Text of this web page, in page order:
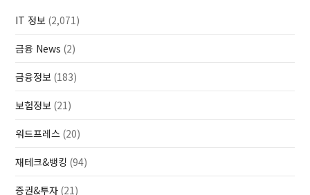
IT 정보 (2,071)
금융 News (2)
금융정보 (183)
보험정보 (21)
워드프레스 (20)
재테크&뱅킹 (94)
증권&투자 (21)